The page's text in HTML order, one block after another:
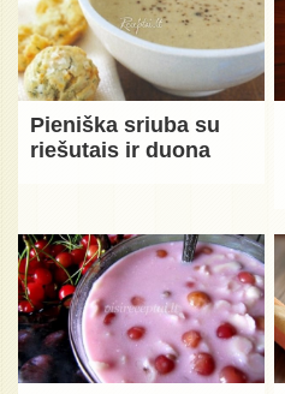
Pieniška sriuba su
riešutais ir duona